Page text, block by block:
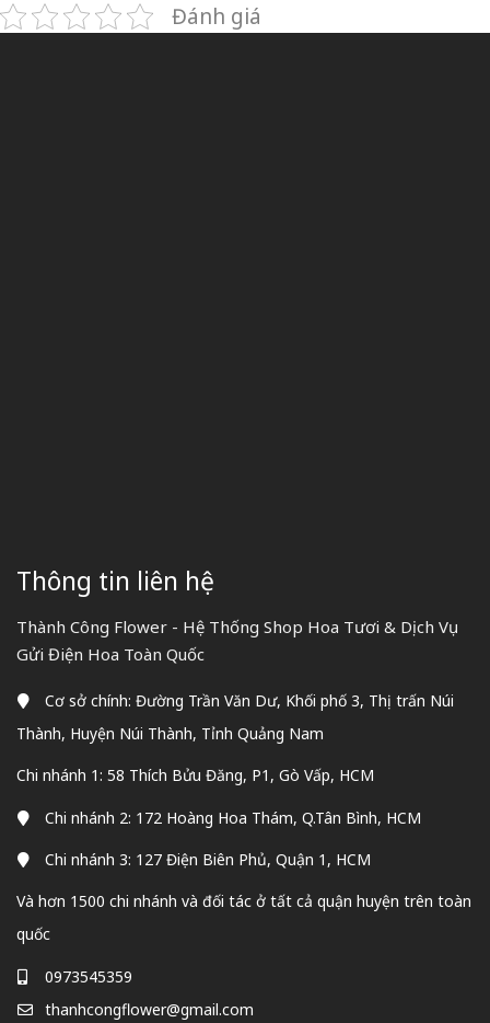
Đánh giá
Thông tin liên hệ
Thành Công Flower - Hệ Thống Shop Hoa Tươi & Dịch Vụ
Gửi Điện Hoa Toàn Quốc
Cơ sở chính: Đường Trần Văn Dư, Khối phố 3, Thị trấn Núi
Thành, Huyện Núi Thành, Tỉnh Quảng Nam
Chi nhánh 1: 58 Thích Bửu Đăng, P1, Gò Vấp, HCM
Chi nhánh 2: 172 Hoàng Hoa Thám, Q.Tân Bình, HCM
Chi nhánh 3: 127 Điện Biên Phủ, Quận 1, HCM
Và hơn 1500 chi nhánh và đối tác ở tất cả quận huyện trên toàn
quốc
0973545359
thanhcongflower@gmail.com